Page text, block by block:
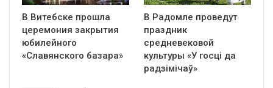
В Витебске прошла
церемония закрытия
юбилейного
«Славянского базара»
В Радомле проведут
праздник
средневековой
культуры «У госці да
радзімічаў»